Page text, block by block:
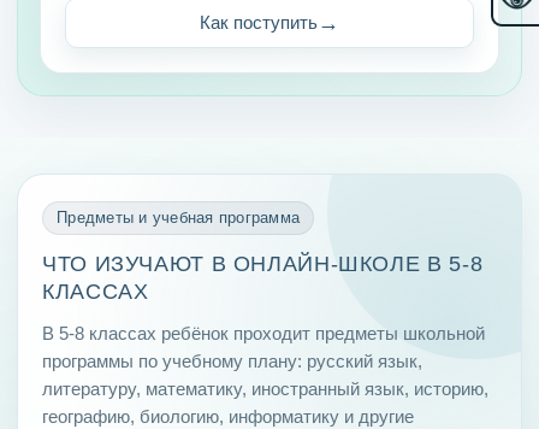
Как поступить
Предметы и учебная программа
ЧТО ИЗУЧАЮТ В ОНЛАЙН-ШКОЛЕ В 5-8
КЛАССАХ
В 5-8 классах ребёнок проходит предметы школьной
программы по учебному плану: русский язык,
литературу, математику, иностранный язык, историю,
географию, биологию, информатику и другие